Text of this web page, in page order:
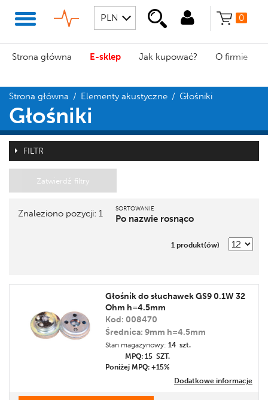
0
Strona główna E-sklep Jak kupować? O firmie
Strona główna / Elementy akustyczne / Głośniki
Głośniki
FILTR
Zatwierdź filtry
SORTOWANIE
Po nazwie rosnąco
Promocja
Etykieta
Znaleziono pozycji: 1
1 produkt(ów)
Głośnik do słuchawek GS9 0.1W 32
Ohm h=4.5mm
Kod: 008470
Średnica: 9mm h=4.5mm
Stan magazynowy: 14 szt.
MPQ: 15 SZT.
Poniżej MPQ: +15%
Dodatkowe informacje